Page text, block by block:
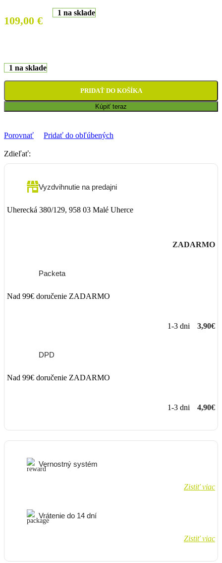
109,00 €
1 na sklade
1 na sklade
PRIDAŤ DO KOŠÍKA
Kúpiť teraz
Porovnať Pridať do obľúbených
Zdieľať:
Vyzdvihnutie na predajni
Uherecká 380/129, 958 03 Malé Uherce
ZADARMO
Packeta
Nad 99€ doručenie ZADARMO
1-3 dni 3,90€
DPD
Nad 99€ doručenie ZADARMO
1-3 dni 4,90€
Vernostný systém
Zistiť viac
Vrátenie do 14 dní
Zistiť viac